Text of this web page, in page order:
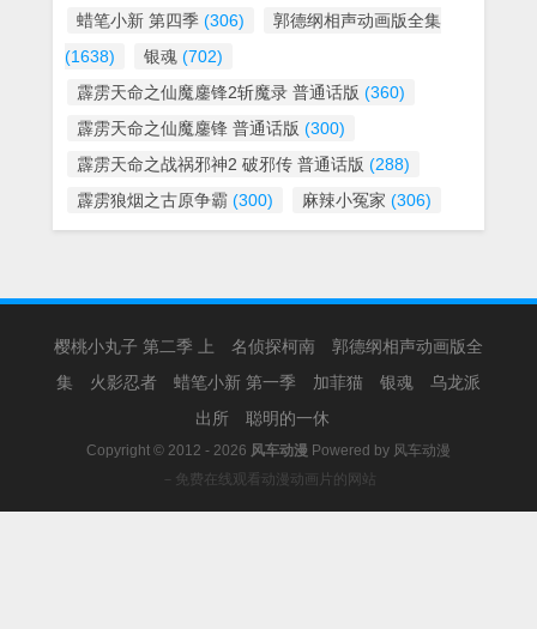
蜡笔小新 第四季 (306)
郭德纲相声动画版全集
(1638)
银魂 (702)
霹雳天命之仙魔鏖锋2斩魔录 普通话版 (360)
霹雳天命之仙魔鏖锋 普通话版 (300)
霹雳天命之战祸邪神2 破邪传 普通话版 (288)
霹雳狼烟之古原争霸 (300) 麻辣小冤家 (306)
樱桃小丸子 第二季 上 名侦探柯南
郭德纲相声动画版全
集
火影忍者 蜡笔小新 第一季 加菲猫 银魂
乌龙派
出所
聪明的一休
Copyright © 2012 - 2026 风车动漫 Powered by 风车动漫
－免费在线观看动漫动画片的网站